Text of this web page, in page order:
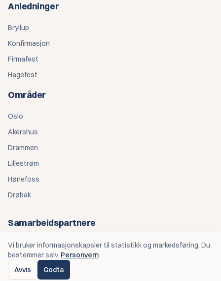
Vi bruker informasjonskapsler til statistikk og markedsføring. Du
bestemmer selv. Personvern
Avvis
Godta
Anledninger
Bryllup
Konfirmasjon
Firmafest
Hagefest
Områder
Oslo
Akershus
Drammen
Lillestrøm
Hønefoss
Drøbak
Samarbeidspartnere
Personlige Opplevelser — Eventplanlegging
Spiseriet OGK — Catering